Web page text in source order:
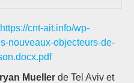
https://cnt-ait.info/wp-
nouveaux-objecteurs-de-
Mueller de Tel Aviv et